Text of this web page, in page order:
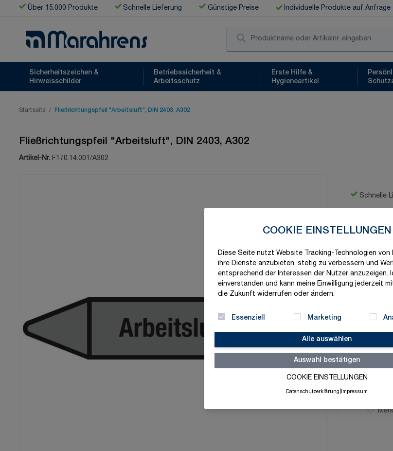
COOKIE EINSTELLUNGEN
Diese Seite nutzt Website Tracking-Technologien von
ihre Dienste anzubieten, stetig zu verbessern und
entsprechend der Interessen der Nutzer anzuzeigen.
einverstanden und kann meine Einwilligung jederzeit
die Zukunft widerrufen oder ändern.
Essenziell Marketing
Alle auswählen
Auswahl bestätigen
COOKIE EINSTELLUNGEN
Datenschutzerklärung Impressum
Zum Inhalt springen
Über 15.000 Produkte Schnelle Lieferung Günstige Preise Individuelle Produkte auf Anfrage
Sicherheitszeichen &
Hinweisschilder
Betriebssicherheit &
Arbeitsschutz
Erste Hilfe &
Hygieneartikel
Startseite / Fließrichtungspfeil "Arbeitsluft", DIN 2403, A302
Fließrichtungspfeil "Arbeitsluft", DIN 2403, A302
Artikel-Nr. F170.14.001/A302
Schnelle
1,72 €
Menge
- +